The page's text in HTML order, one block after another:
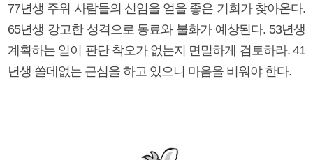
77년생 주위 사람들의 신임을 얻을 좋은 기회가 찾아온다.
65년생 강고한 성격으로 동료와 불화가 예상된다. 53년생
계획하는 일이 판단 착오가 없는지 면밀하게 검토하라. 41
년생 쓸데없는 근심을 하고 있으니 마음을 비워야 한다.